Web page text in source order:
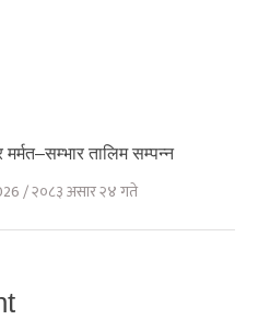
मर्मत–सम्भार तालिम सम्पन्न
/ २०८३ असार २४ गते